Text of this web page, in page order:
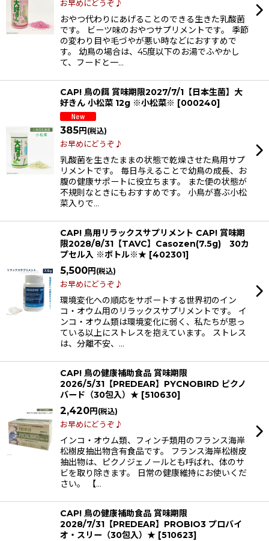
お早めにどうぞ♪
おやつ代わりにあげることのできる生きた乳酸菌
です。 ビーツ味のおやつサプリメントです。 季節
の変わり目や毛づやが悪い時などにおすすめで
す。 幼鳥の場合は、45度以下のお湯でふやかし
て、フードと一…
CAP! 鳥の餌 賞味期限2027/7/1【日本生菌】大
好きん 小松菜 12g ※小松菜※ [000240]
385円 (税込)
お早めにどうぞ♪
乳酸菌を生きたままの状態で乾燥させた鳥用サプ
リメントです。 毎日与えることで幼鳥の成長、お
腹の健康サポートに役立ちます。 また便の状態が
不規則なときにもおすすめです。 小鳥が喜ぶ小松
菜入りで…
CAP! 鳥用リラックスサプリメント CAP! 賞味期
限2028/8/31【TAVC】Casozen(7.5g) 30カ
プセル入 ※ボトル※★ [402301]
5,500円 (税込)
お早めにどうぞ♪
環境変化への順応をサポートする世界初のイン
コ・オウム用のリラックスサプリメントです。 イ
ンコ・オウム類は環境変化に弱く、私たちが思っ
ている以上にストレスを抱えています。 ストレス
は、分離不安、…
CAP! 鳥の健康補助食品 賞味期限
2026/5/31【PREDEAR】PYCNOBIRD ピクノ
バード（30包入）★ [510630]
2,420円 (税込)
お早めにどうぞ♪
インコ・オウム類、フィンチ類用のフランス海岸
松樹皮抽出物含有食品です。 フランス海岸松樹皮
抽出物は、ピクノジェノールとも呼ばれ、体のサ
ビを取り除きます。 日常の健康維持にお使いくだ
さい。 【…
CAP! 鳥の健康補助食品 賞味期限
2028/7/31【PREDEAR】PROBIO3 プロバイ
オ・スリー（30包入）★ [510623]